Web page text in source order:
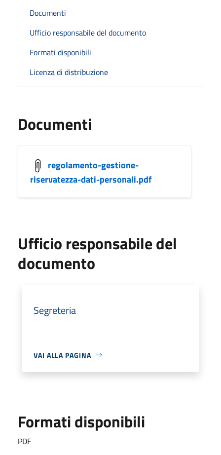
Documenti
Ufficio responsabile del documento
Formati disponibili
Licenza di distribuzione
Documenti
regolamento-gestione-
riservatezza-dati-personali.pdf
Ufficio responsabile del
documento
Segreteria
VAI ALLA PAGINA
Formati disponibili
PDF